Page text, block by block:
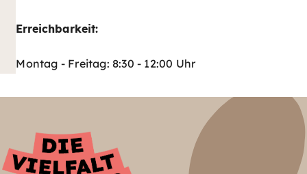
Erreichbarkeit:
Montag - Freitag: 8:30 - 12:00 Uhr